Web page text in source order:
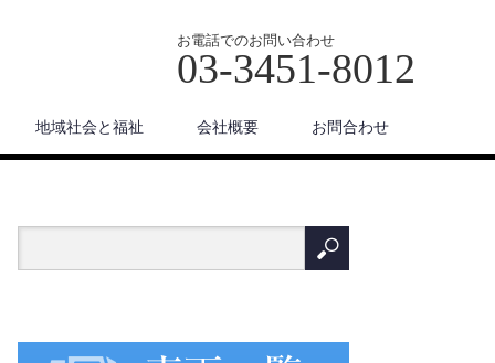
お電話でのお問い合わせ
03-3451-8012
地域社会と福祉 会社概要 お問合わせ